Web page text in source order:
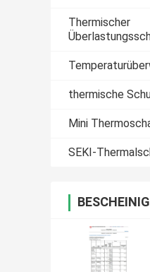
Thermischer
thermische
Mini
SEKI-